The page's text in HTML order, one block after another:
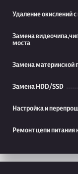
Удаление окислений
Замена
моста
Замена материнской
Замена HDD/SSD
Настройка и
Ремонт цепи питания